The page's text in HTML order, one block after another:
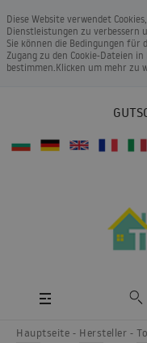
Diese Website verwendet
Dienstleistungen zu verbessern
Sie können die Bedingungen für
Zugang zu den Cookie-Dateien
bestimmen.Klicken um mehr zu
Hauptseite Hersteller